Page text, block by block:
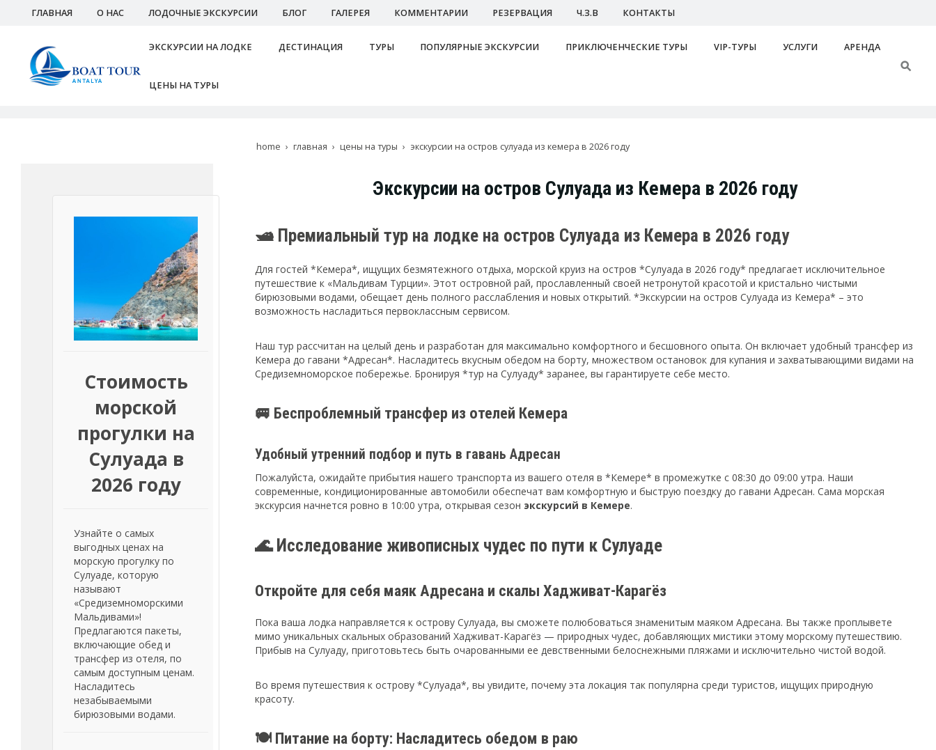
ГЛАВНАЯ О НАС ЛОДОЧНЫЕ ЭКСКУРСИИ БЛОГ ГАЛЕРЕЯ КОММЕНТАРИИ РЕЗЕРВАЦИЯ Ч.З.В КОНТАКТЫ
ЭКСКУРСИИ НА ЛОДКЕ ДЕСТИНАЦИЯ ТУРЫ ПОПУЛЯРНЫЕ ЭКСКУРСИИ ПРИКЛЮЧЕНЧЕСКИЕ ТУРЫ VIP-ТУРЫ УСЛУГИ АРЕНДА
ЦЕНЫ НА ТУРЫ
home главная цены на туры экскурсии на остров сулуада из кемера в 2026 году
Экскурсии на остров Сулуада из Кемера в 2026 году
🛥️ Премиальный тур на лодке на остров Сулуада из Кемера в 2026 году
Для гостей *Кемера*, ищущих безмятежного отдыха, морской круиз на остров *Сулуада в 2026 году* предлагает исключительное
путешествие к «Мальдивам Турции». Этот островной рай, прославленный своей нетронутой красотой и кристально чистыми
бирюзовыми водами, обещает день полного расслабления и новых открытий. *Экскурсии на остров Сулуада из Кемера* – это
возможность насладиться первоклассным сервисом.
Наш тур рассчитан на целый день и разработан для максимально комфортного и бесшовного опыта. Он включает удобный трансфер из
Кемера до гавани *Адресан*. Насладитесь вкусным обедом на борту, множеством остановок для купания и захватывающими видами на
Средиземноморское побережье. Бронируя *тур на Сулуаду* заранее, вы гарантируете себе место.
🚐 Беспроблемный трансфер из отелей Кемера
Удобный утренний подбор и путь в гавань Адресан
Пожалуйста, ожидайте прибытия нашего транспорта из вашего отеля в *Кемере* в промежутке с 08:30 до 09:00 утра. Наши
современные, кондиционированные автомобили обеспечат вам комфортную и быструю поездку до гавани Адресан. Сама морская
экскурсия начнется ровно в 10:00 утра, открывая сезон экскурсий в Кемере.
🌊 Исследование живописных чудес по пути к Сулуаде
Откройте для себя маяк Адресана и скалы Хадживат-Карагёз
Пока ваша лодка направляется к острову Сулуада, вы сможете полюбоваться знаменитым маяком Адресана. Вы также проплывете
мимо уникальных скальных образований Хадживат-Карагёз — природных чудес, добавляющих мистики этому морскому путешествию.
Прибыв на Сулуаду, приготовьтесь быть очарованными ее девственными белоснежными пляжами и исключительно чистой водой.
Во время путешествия к острову *Сулуада*, вы увидите, почему эта локация так популярна среди туристов, ищущих природную
красоту.
🍽️ Питание на борту: Насладитесь обедом в раю
Стоимость
морской
прогулки на
Сулуада в
2026 году
Узнайте о самых
выгодных ценах на
морскую прогулку по
Сулуаде, которую
называют
«Средиземноморскими
Мальдивами»!
Предлагаются пакеты,
включающие обед и
трансфер из отеля, по
самым доступным ценам.
Насладитесь
незабываемыми
бирюзовыми водами.